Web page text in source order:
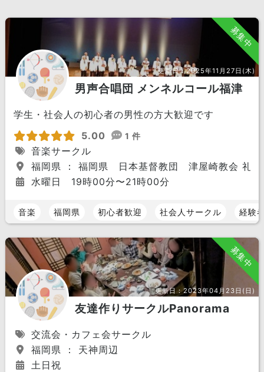
募集中
更新日：2025年11月27日(木)
男声合唱団 メンネルコール福津
学生・社会人の初心者の男性の方大歓迎です
5.00
1 件
音楽サークル
福岡県 ： 福岡県 日本基督教団 津屋崎教会 礼拝
水曜日 19時00分〜21時00分
音楽 福岡県 初心者歓迎 社会人サークル 経験
募集中
更新日：2023年04月23日(日)
友達作りサークルPanorama
交流会・カフェ会サークル
福岡県 ： 天神周辺
土日祝